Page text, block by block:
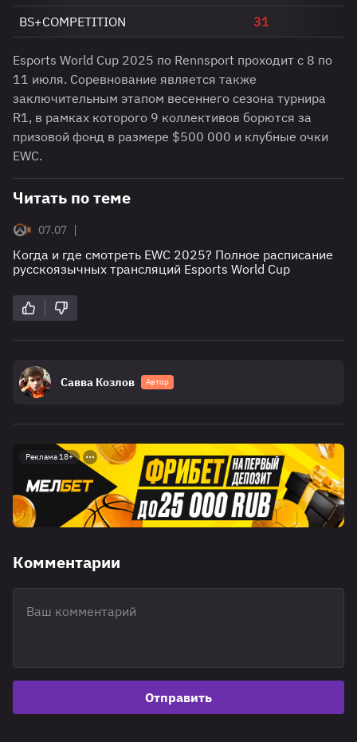
BS+COMPETITION
31
Esports World Cup 2025 по Rennsport проходит с 8 по
11 июля. Соревнование является также
заключительным этапом весеннего сезона турнира
R1, в рамках которого 9 коллективов борются за
призовой фонд в размере $500 000 и клубные очки
EWC.
Читать по теме
07.07 |
Когда и где смотреть EWC 2025? Полное расписание
русскоязычных трансляций Esports World Cup
Савва Козлов Автор
Реклама 18+
Комментарии
Отправить